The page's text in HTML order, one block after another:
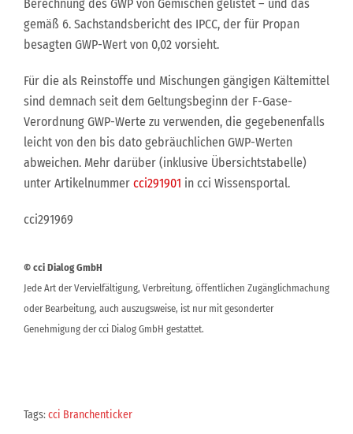
Berechnung des GWP von Gemischen gelistet – und das
gemäß 6. Sachstandsbericht des IPCC, der für Propan
besagten GWP-Wert von 0,02 vorsieht.
Für die als Reinstoffe und Mischungen gängigen Kältemittel
sind demnach seit dem Geltungsbeginn der F-Gase-
Verordnung GWP-Werte zu verwenden, die gegebenenfalls
leicht von den bis dato gebräuchlichen GWP-Werten
abweichen. Mehr darüber (inklusive Übersichtstabelle)
unter Artikelnummer cci291901 in cci Wissensportal.
cci291969
© cci Dialog GmbH
Jede Art der Vervielfältigung, Verbreitung, öffentlichen Zugänglichmachung
oder Bearbeitung, auch auszugsweise, ist nur mit gesonderter
Genehmigung der cci Dialog GmbH gestattet.
Tags:cci Branchenticker